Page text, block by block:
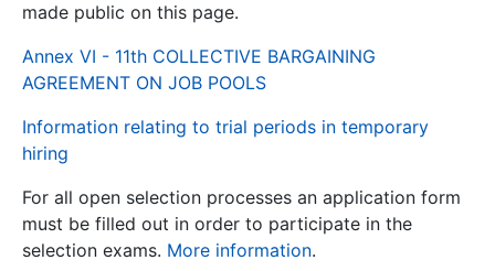
Show/Hide
made public on this page.
Annex VI - 11th COLLECTIVE BARGAINING
AGREEMENT ON JOB POOLS
Information relating to trial periods in temporary
hiring
For all open selection processes an application form
must be filled out in order to participate in the
selection exams. More information.